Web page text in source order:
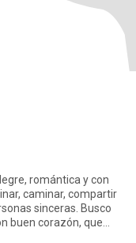
romántica y con
caminar, compartir
sinceras. Busco
buen corazón, que